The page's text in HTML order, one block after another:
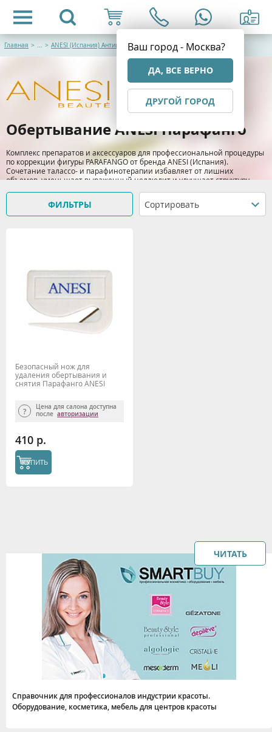
Ваш город - Москва?
ДА, ВСЕ ВЕРНО
ДРУГОЙ ГОРОД
Главная > ... > ANESI (Испания) Антицеллюлитные обертывания
Обертывание ANESI Парафанго
Комплекс препаратов и аксессуаров для профессиональной процедуры
по коррекции фигуры PARAFANGO от бренда ANESI (Испания).
Сочетание талассо- и парафинотерапии избавляет от лишних
объемов, уменьшает выраженный целлюлит и улучшает структуру
Сортировать
ФИЛЬТРЫ
Безопасный нож для
удаления обертывания и
снятия Парафанго ANESI
Цена для салона доступна
после авторизации
410 р.
КУПИТЬ
ЧИТАТЬ
Справочник для профессионалов индустрии красоты.
Оборудование, косметика, мебель для центров красоты